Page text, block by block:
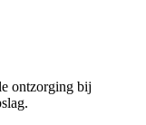
ontzorging bij